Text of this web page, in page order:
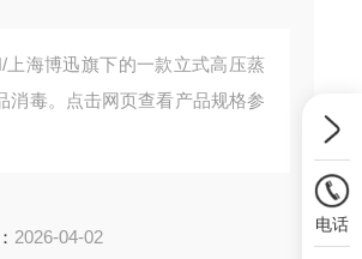
海博迅旗下的一款立式高压蒸
消毒。点击网页查看产品规格参
2026-04-02
电话